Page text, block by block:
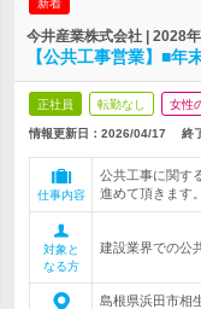
新着
今井産業株式会社 | 2028
【公共工事営業】■年
正社員 転勤なし 女性
情報更新日：2026/04/17 終
仕事内容
公共工事に関す
進めて頂きます。
対象と
なる方
建設業界での公
島根県浜田市相